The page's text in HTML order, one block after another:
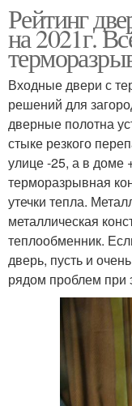
Рейтинг
на 2021г.
Входные двери с
решений для
дверные полотна
стыке резкого
улице -25, а в доме
терморазрывная
утечки тепла.
металлическая
теплообменник.
дверь, пусть и
рядом проблем при